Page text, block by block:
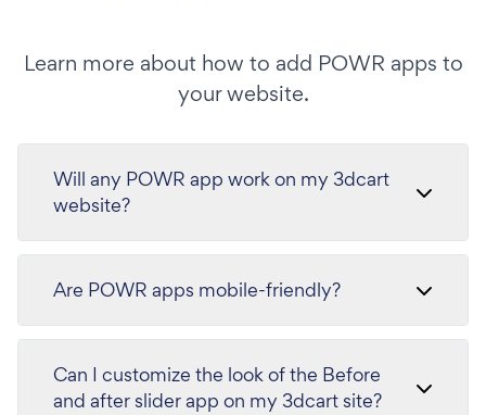
Learn more about how to add POWR apps to
your website.
Will any POWR app work on my 3dcart
website?
Are POWR apps mobile-friendly?
Can I customize the look of the Before
and after slider app on my 3dcart site?